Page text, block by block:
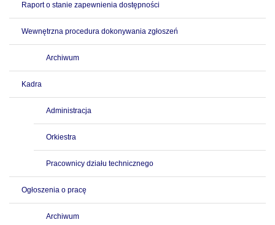
Raport o stanie zapewnienia dostępności
Wewnętrzna procedura dokonywania zgłoszeń
Archiwum
Kadra
Administracja
Orkiestra
Pracownicy działu technicznego
Ogłoszenia o pracę
Archiwum